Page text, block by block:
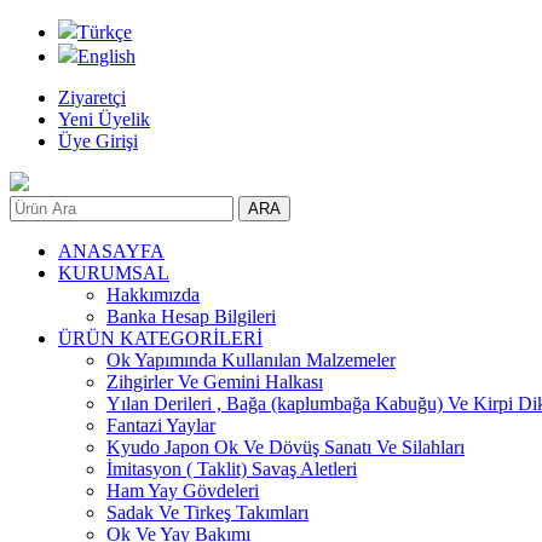
Türkçe
English
Ziyaretçi
Yeni Üyelik
Üye Girişi
ANASAYFA
KURUMSAL
Hakkımızda
Banka Hesap Bilgileri
ÜRÜN KATEGORİLERİ
Ok Yapımında Kullanılan Malzemeler
Zihgirler Ve Gemini Halkası
Yılan Derileri , Bağa (kaplumbağa Kabuğu) Ve Kirpi
Fantazi Yaylar
Kyudo Japon Ok Ve Dövüş Sanatı Ve Silahları
İmitasyon ( Taklit) Savaş Aletleri
Ham Yay Gövdeleri
Sadak Ve Tirkeş Takımları
Ok Ve Yay Bakımı